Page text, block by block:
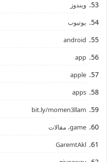
ويندوز
يوتيوب
android
app
apple
apps
bit.ly/momen3llam
game، مقالات
GaremtAkl